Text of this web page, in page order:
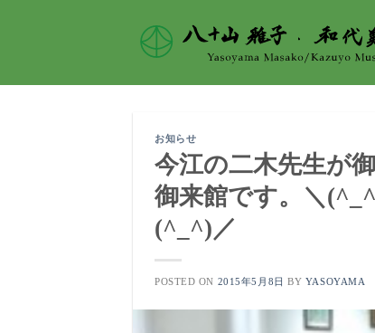
お知らせ
今江の二木先生が
御来館です。＼
(^_^)／
POSTED ON 2015年5月8日 BY YASOYAMA